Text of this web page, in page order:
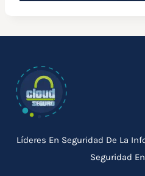
Líderes En Seguridad De La
Seguridad